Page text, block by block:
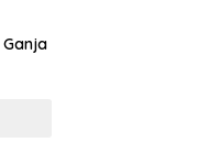
Ganja